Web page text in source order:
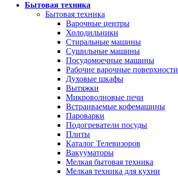
Бытовая техника
Бытовая техника
Варочные центры
Холодильники
Стиральные машины
Сушильные машины
Посудомоечные машины
Рабочие варочные поверхности
Духовые шкафы
Вытяжки
Микроволновые печи
Встраиваемые кофемашины
Пароварки
Подогреватели посуды
Плиты
Каталог Телевизоров
Вакууматоры
Мелкая бытовая техника
Мелкая техника для кухни